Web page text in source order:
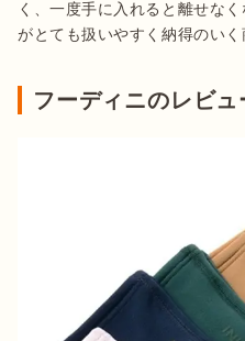
く、一度手に入れると離せな
がとても扱いやすく納得のいく
フーディニのレビュ